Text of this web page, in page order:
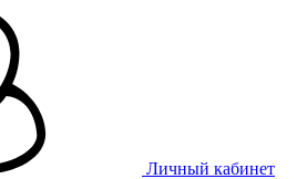
Личный кабинет